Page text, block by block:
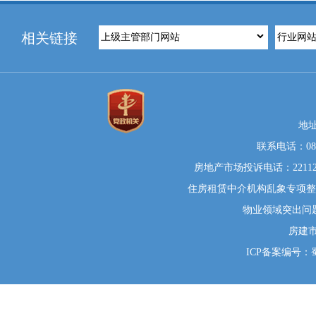
相关链接
地
联系电话：
房地产市场投诉电话：
住房租赁中介机构乱象专项
物业领域突出问
房建
ICP备案编号：